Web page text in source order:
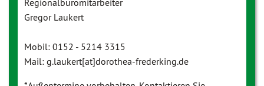
Regionalbüromitarbeiter
Gregor Laukert
Mobil: 0152 - 5214 3315
Mail: g.laukert[at]dorothea-frederking.de